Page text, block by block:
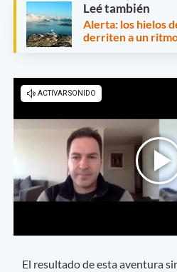
Leé también
Alerta: los hielos
derriten a un
El resultado de esta aventura